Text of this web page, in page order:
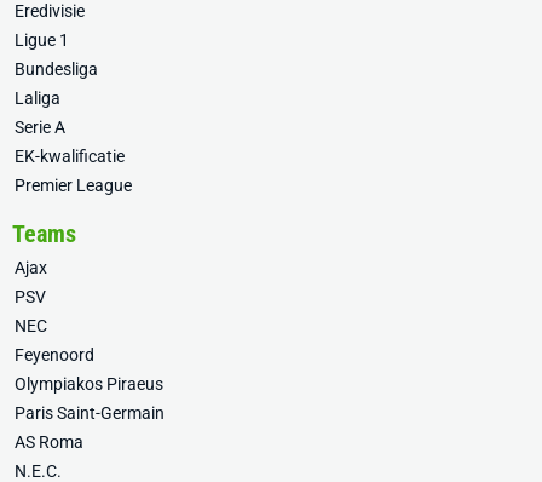
Eredivisie
Ligue 1
Bundesliga
Laliga
Serie A
EK-kwalificatie
Premier League
Teams
Ajax
PSV
NEC
Feyenoord
Olympiakos Piraeus
Paris Saint-Germain
AS Roma
N.E.C.